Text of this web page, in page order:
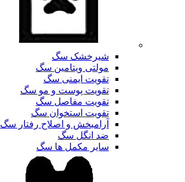
شیرخشک سگ
مولتی ویتامین سگ
تقویت ایمنی سگ
تقویت پوست و مو سگ
تقویت مفاصل سگ
تقویت استخوان سگ
آرامبخش و اصلاح رفتار سگ
ضد انگل سگ
سایر مکمل ها سگ